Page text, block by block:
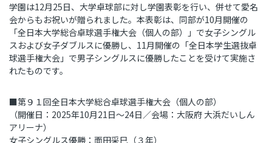
学園は12月25日、大学卓球部に対し学園表彰を行い、併せて愛名
会からもお祝いが贈られました。 本表彰は、同部が10月開催の
「全日本大学総合卓球選手権大会（個人の部）」で女子シングル
スおよび女子ダブルスに優勝し、 11月開催の「全日本学生選抜卓
球選手権大会」で男子シングルスに優勝したことを受けて実施さ
れたものです。
■第９１回全日本大学総合卓球選手権大会（個人の部）
（開催日： 2025年10月21日～24日／会場：大阪府 大浜だいしん
アリーナ）
女子シングルス優勝：面田采巳（３年）